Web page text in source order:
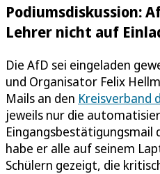
Podiumsdiskussion:
Lehrer nicht auf
Die AfD sei eingeladen
und Organisator Felix
Mails an den Kreisverband
jeweils nur die
Eingangsbestätigungsmail
habe er alle auf seinem
Schülern gezeigt, die